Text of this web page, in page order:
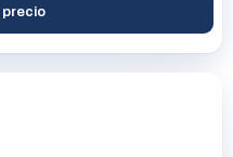
precio